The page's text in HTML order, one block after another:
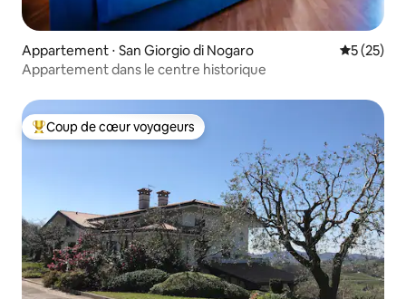
Appartement ⋅ San Giorgio di Nogaro
5 (25)
Appartement dans le centre historique
Coups de cœur voyageurs les plus appréciés
Coup de cœur voyageurs